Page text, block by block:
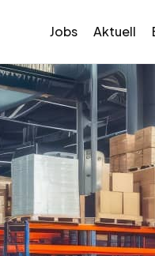
Jobs Aktuell